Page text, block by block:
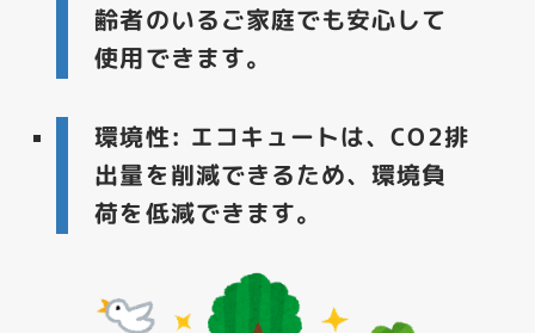
齢者のいるご家庭でも安心して
使用できます。
環境性: エコキュートは、CO2排
出量を削減できるため、環境負
荷を低減できます。